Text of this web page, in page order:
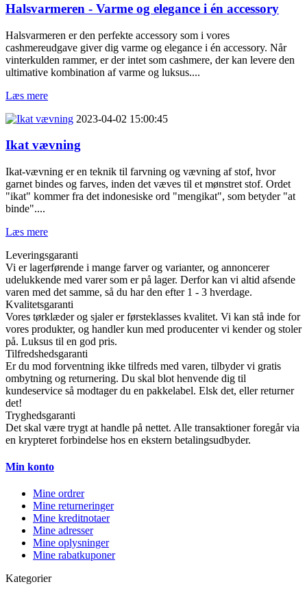
Halsvarmeren - Varme og elegance i én accessory
Halsvarmeren er den perfekte accessory som i vores
cashmereudgave giver dig varme og elegance i én accessory. Når
vinterkulden rammer, er der intet som cashmere, der kan levere den
ultimative kombination af varme og luksus....
Læs mere
2023-04-02 15:00:45
Ikat vævning
Ikat-vævning er en teknik til farvning og vævning af stof, hvor
garnet bindes og farves, inden det væves til et mønstret stof. Ordet
"ikat" kommer fra det indonesiske ord "mengikat", som betyder "at
binde"....
Læs mere
Leveringsgaranti
Vi er lagerførende i mange farver og varianter, og annoncerer
udelukkende med varer som er på lager. Derfor kan vi altid afsende
varen med det samme, så du har den efter 1 - 3 hverdage.
Kvalitetsgaranti
Vores tørklæder og sjaler er førsteklasses kvalitet. Vi kan stå inde for
vores produkter, og handler kun med producenter vi kender og stoler
på. Luksus til en god pris.
Tilfredshedsgaranti
Er du mod forventning ikke tilfreds med varen, tilbyder vi gratis
ombytning og returnering. Du skal blot henvende dig til
kundeservice så modtager du en pakkelabel. Elsk det, eller returner
det!
Tryghedsgaranti
Det skal være trygt at handle på nettet. Alle transaktioner foregår via
en krypteret forbindelse hos en ekstern betalingsudbyder.
Min konto
Mine ordrer
Mine returneringer
Mine kreditnotaer
Mine adresser
Mine oplysninger
Mine rabatkuponer
Kategorier